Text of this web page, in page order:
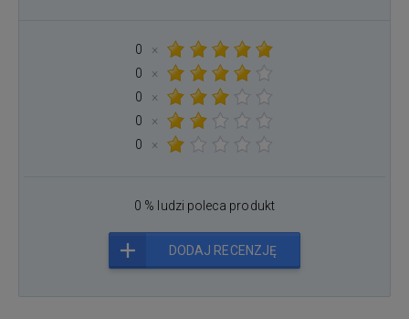
0
×
0
×
0
×
0
×
0
×
0 % ludzi poleca produkt
DODAJ RECENZJĘ